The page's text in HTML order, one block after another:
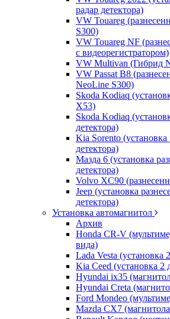
радар детектора)
VW Touareg
S300)
VW Touareg NF
с видеорегистратором)
VW Multivan (Гибрид
VW Passat B8
NeoLine S300)
Skoda Kodiaq
X53)
Skoda Kodiaq
детектора)
Kia Sorento (установка
детектора)
Мазда 6 (установка
детектора)
Volvo XC90
Jeep (установка
детектора)
Установка автомагнитол
Архив
Honda CR-V
вида)
Lada Vesta (установка
Kia Ceed (установка
Hyundai ix35
Hyundai Creta
Ford Mondeo
Mazda CX7